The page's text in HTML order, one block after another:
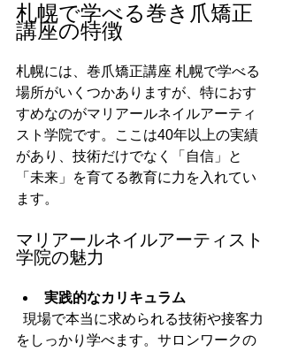
札幌で学べる巻き爪矯正
講座の特徴
札幌には、巻爪矯正講座 札幌で学べる
場所がいくつかありますが、特におす
すめなのがマリアールネイルアーティ
スト学院です。ここは40年以上の実績
があり、技術だけでなく「自信」と
「未来」を育てる教育に力を入れてい
ます。
マリアールネイルアーティスト
学院の魅力
実践的なカリキュラム
をしっかり学べます。サロンワークの